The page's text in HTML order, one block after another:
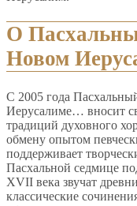
О
Новом
С 2005 года
Иерусалиме… вносит
традиций духовного
обмену опытом
поддерживает
Пасхальной седмице
XVII века звучат
классические